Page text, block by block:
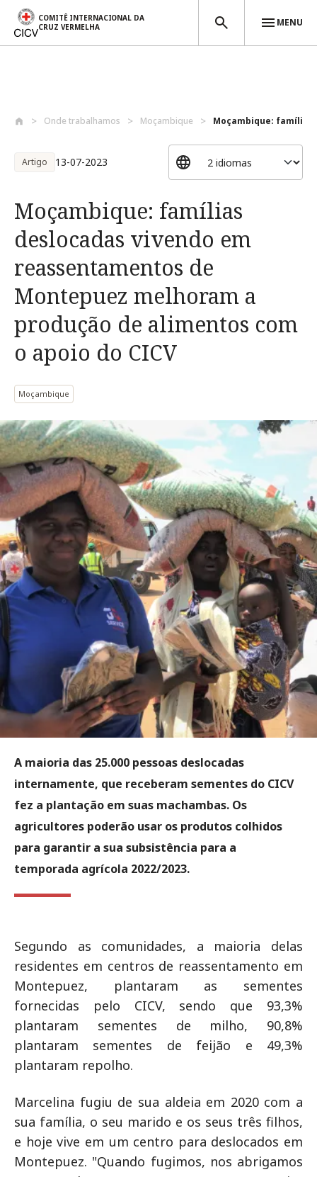
COMITÊ INTERNACIONAL DA
CRUZ VERMELHA
MENU
Onde trabalhamos Moçambique Moçambique: famílias
Artigo 13-07-2023
Moçambique: famílias
deslocadas vivendo em
reassentamentos de
Montepuez melhoram a
produção de alimentos com
o apoio do CICV
Moçambique
A maioria das 25.000 pessoas deslocadas
internamente, que receberam sementes do CICV
fez a plantação em suas machambas. Os
agricultores poderão usar os produtos colhidos
para garantir a sua subsistência para a
temporada agrícola 2022/2023.
Segundo as comunidades, a maioria delas
residentes em centros de reassentamento em
Montepuez, plantaram as sementes
fornecidas pelo CICV, sendo que 93,3%
plantaram sementes de milho, 90,8%
plantaram sementes de feijão e 49,3%
plantaram repolho.
Marcelina fugiu de sua aldeia em 2020 com a
sua família, o seu marido e os seus três filhos,
e hoje vive em um centro para deslocados em
Montepuez. "Quando fugimos, nos abrigamos